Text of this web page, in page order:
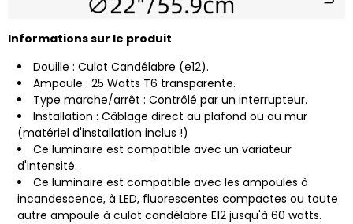
Informations sur le produit
Douille : Culot Candélabre (e12).
Ampoule : 25 Watts T6 transparente.
Type marche/arrêt : Contrôlé par un interrupteur.
Installation : Câblage direct au plafond ou au mur
(matériel d'installation inclus !)
Ce luminaire est compatible avec un variateur
d'intensité.
Ce luminaire est compatible avec les ampoules à
incandescence, à LED, fluorescentes compactes ou toute
autre ampoule à culot candélabre E12 jusqu'à 60 watts.